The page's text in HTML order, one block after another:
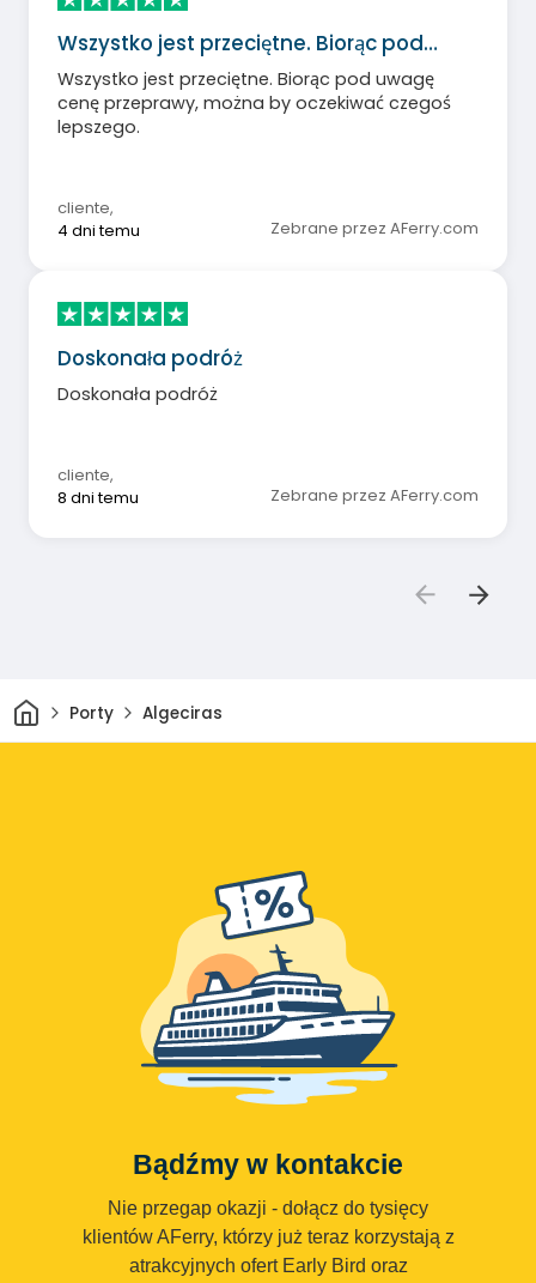
Wszystko jest przeciętne. Biorąc pod…
Wszystko jest przeciętne. Biorąc pod uwagę
cenę przeprawy, można by oczekiwać czegoś
lepszego.
cliente,
4 dni temu
Zebrane przez AFerry.com
Doskonała podróż
Doskonała podróż
cliente,
8 dni temu
Zebrane przez AFerry.com
DomPorty Algeciras
Bądźmy w kontakcie
Nie przegap okazji - dołącz do tysięcy
klientów AFerry, którzy już teraz korzystają z
atrakcyjnych ofert Early Bird oraz